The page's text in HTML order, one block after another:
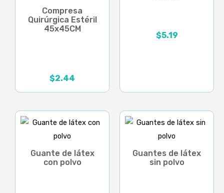
Compresa
Quirúrgica Estéril
45x45CM
$2.44
$5.19
Guante de látex
con polvo
Guantes de látex
sin polvo